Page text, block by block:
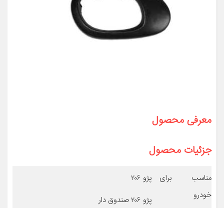
معرفی محصول
جزئیات محصول
مناسب برای
خودرو
پژو ۲۰۶
پژو ۲۰۶ صندوق دار